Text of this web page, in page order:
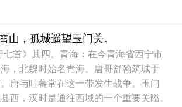
山，孤城遥望玉门关。
七首》其四。青海：在今青海省西宁市
，北魏时始名青海。唐哥舒翰筑城于
唐与吐蕃常在这一带发生战争。玉门
西，汉时是通往西域的一个重要关隘。